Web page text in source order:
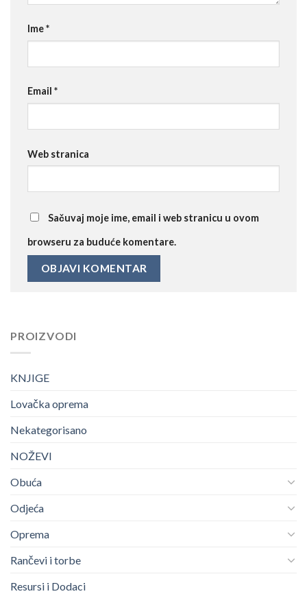
Ime*
Email *
Web stranica
Sačuvaj moje ime, email i web stranicu u ovom
browseru za buduće komentare.
PROIZVODI
KNJIGE
Lovačka oprema
Nekategorisano
NOŽEVI
Obuća
Odjeća
Oprema
Rančevi i torbe
Resursi i Dodaci